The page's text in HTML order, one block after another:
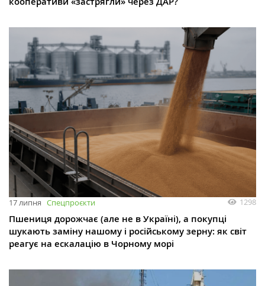
17 липня Спецпроєкти 1298
Пшениця дорожчає (але не в Україні), а покупці
шукають заміну нашому і російському зерну: як світ
реагує на ескалацію в Чорному морі